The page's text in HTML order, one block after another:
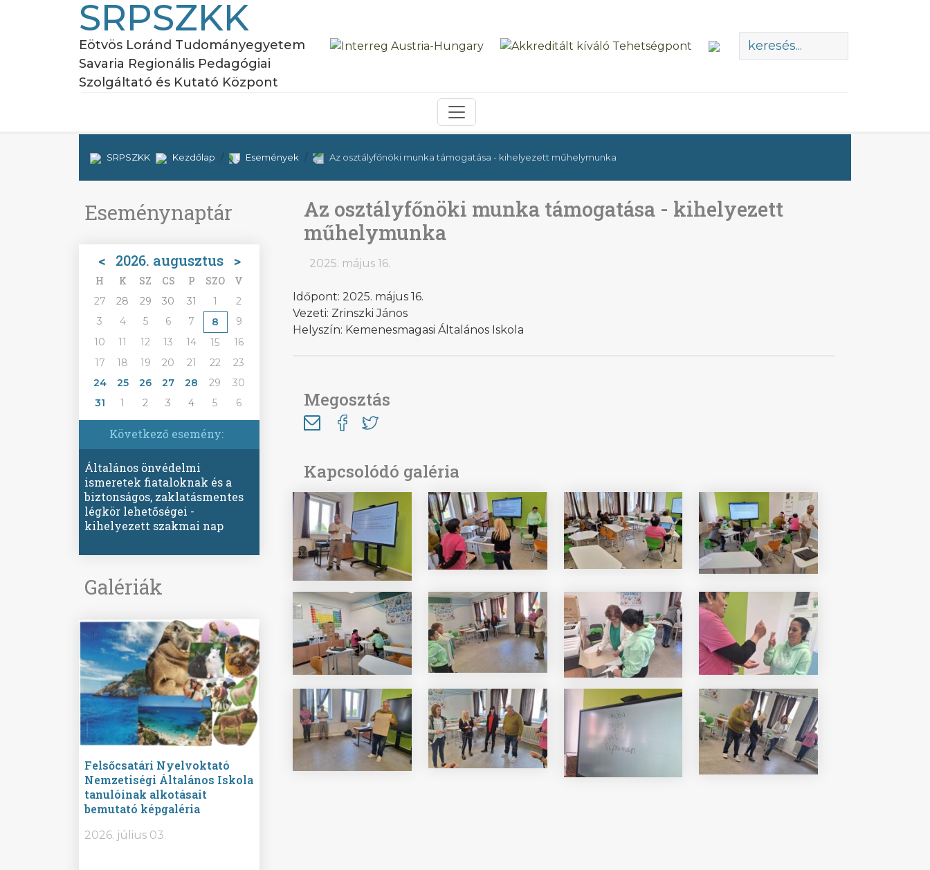
SRPSZKK
Eötvös Loránd Tudományegyetem
Savaria Regionális Pedagógiai
Szolgáltató és Kutató Központ
SRPSZKK Kezdőlap Események Az osztályfőnöki munka támogatása - kihelyezett műhelymunka
Eseménynaptár
< 2026. augusztus >
H K SZ CS P SZO V
27 28 29 30 31 1
2
3
4 5 6 7 8
9
10
11 12 13 14 15
16
17
18 19 20 21 22
23
24
25 26 27 28 29
30
31
1 2 3 4 5 6
Következő esemény:
Általános önvédelmi
ismeretek fiataloknak és a
biztonságos, zaklatásmentes
légkör lehetőségei -
kihelyezett szakmai nap
Galériák
Felsőcsatári Nyelvoktató
Nemzetiségi Általános Iskola
tanulóinak alkotásait
bemutató képgaléria
2026. július 03.
Győrvári Béri Balogh Ádám
Hatos Ferenc Általános
Iskola és Alapfokú Művészeti
Az osztályfőnöki munka támogatása - kihelyezett
műhelymunka
2025. május 16.
Időpont: 2025. május 16.
Vezeti: Zrinszki János
Helyszín: Kemenesmagasi Általános Iskola
Megosztás
Kapcsolódó galéria